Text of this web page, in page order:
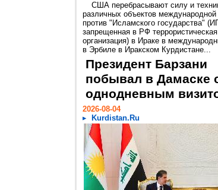
США перебрасывают силу и
различных объектов международной
против "Исламского государства"
запрещенная в РФ террористическая
организация) в Ираке в
в Эрбиле в Иракском Курдистане...
Президент Барзани
побывал в Дамаске
однодневным
2026-08-04
Kurdistan.Ru